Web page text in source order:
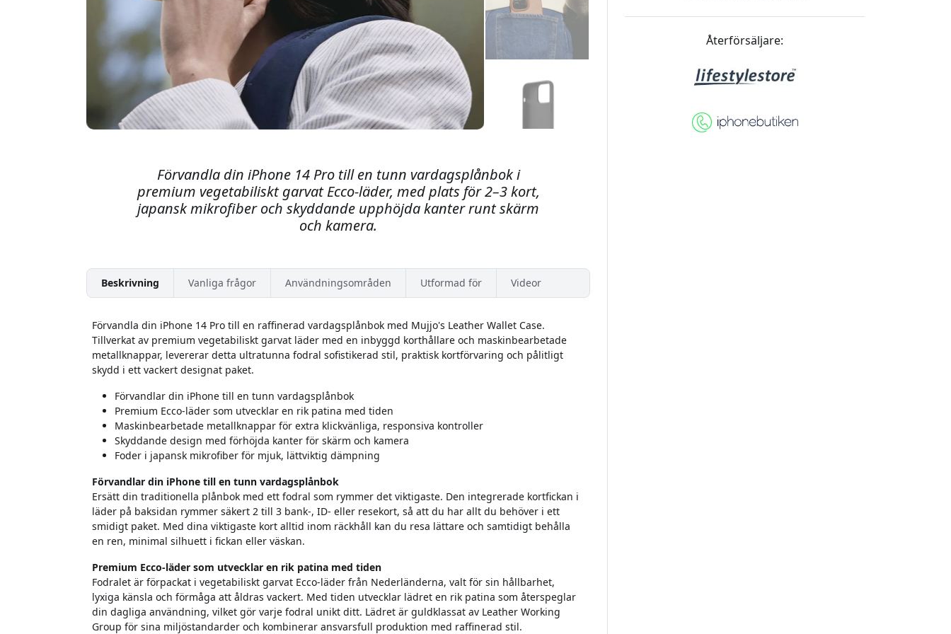
Förvandla din iPhone 14 Pro till en tunn vardagsplånbok i
premium vegetabiliskt garvat Ecco-läder, med plats för 2–3 kort,
japansk mikrofiber och skyddande upphöjda kanter runt skärm
och kamera.
Beskrivning Vanliga frågor Användningsområden Utformad för Videor
Förvandla din iPhone 14 Pro till en raffinerad vardagsplånbok med Mujjo's Leather Wallet Case.
Tillverkat av premium vegetabiliskt garvat läder med en inbyggd korthållare och maskinbearbetade
metallknappar, levererar detta ultratunna fodral sofistikerad stil, praktisk kortförvaring och pålitligt
skydd i ett vackert designat paket.
Förvandlar din iPhone till en tunn vardagsplånbok
Premium Ecco-läder som utvecklar en rik patina med tiden
Maskinbearbetade metallknappar för extra klickvänliga, responsiva kontroller
Skyddande design med förhöjda kanter för skärm och kamera
Foder i japansk mikrofiber för mjuk, lättviktig dämpning
Förvandlar din iPhone till en tunn vardagsplånbok
Ersätt din traditionella plånbok med ett fodral som rymmer det viktigaste. Den integrerade kortfickan i
läder på baksidan rymmer säkert 2 till 3 bank-, ID- eller resekort, så att du har allt du behöver i ett
smidigt paket. Med dina viktigaste kort alltid inom räckhåll kan du resa lättare och samtidigt behålla
en ren, minimal silhuett i fickan eller väskan.
Premium Ecco-läder som utvecklar en rik patina med tiden
Fodralet är förpackat i vegetabiliskt garvat Ecco-läder från Nederländerna, valt för sin hållbarhet,
lyxiga känsla och förmåga att åldras vackert. Med tiden utvecklar lädret en rik patina som återspeglar
din dagliga användning, vilket gör varje fodral unikt ditt. Lädret är guldklassat av Leather Working
Group för sina miljöstandarder och kombinerar ansvarsfull produktion med raffinerad stil.
Återförsäljare: